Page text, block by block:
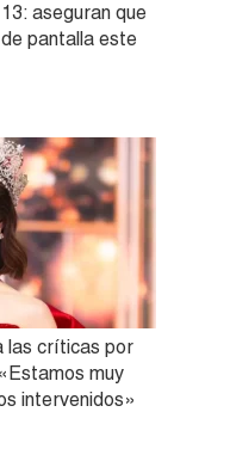
aseguran que
pantalla este
las críticas por
muy
intervenidos»